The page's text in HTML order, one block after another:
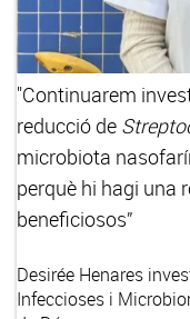
"Continuarem
reducció de
microbiota
perquè hi hagi una
beneficiosos”
Desirée Henares
Infeccioses i